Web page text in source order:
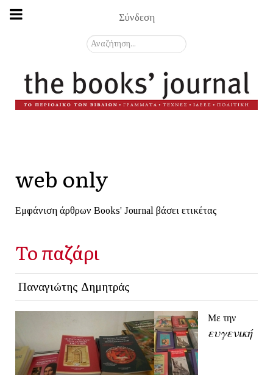
Σύνδεση
Αναζήτηση...
web only
Εμφάνιση άρθρων Books' Journal βάσει ετικέτας
Το παζάρι
Παναγιώτης Δημητράς
Με την
ευγενική